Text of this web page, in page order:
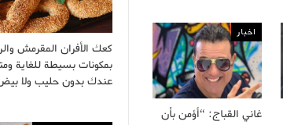
كعك الأفران المقرمش
بمكونات بسيطة للغاية
عندك بدون حليب ولا
اخبار
غاني القباج: “أؤمن بأن